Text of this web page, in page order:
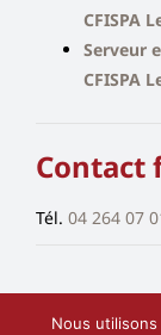
CFISPA
Serveur
CFISPA
Contact
Tél. 04 264 07
Nous